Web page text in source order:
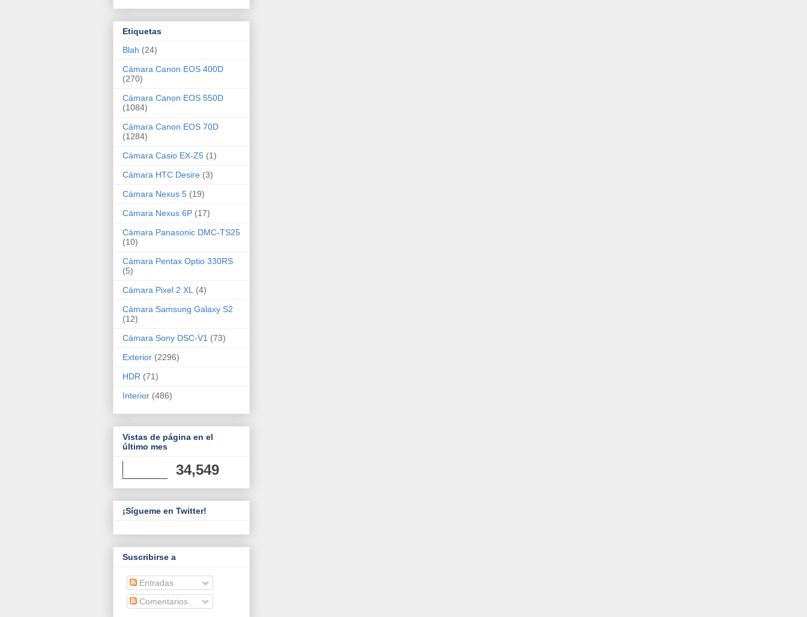
Etiquetas
Blah (24)
Cámara Canon EOS 400D
(270)
Cámara Canon EOS 550D
(1084)
Cámara Canon EOS 70D
(1284)
Cámara Casio EX-Z5 (1)
Cámara HTC Desire (3)
Cámara Nexus 5 (19)
Cámara Nexus 6P (17)
Cámara Panasonic DMC-TS25
(10)
Cámara Pentax Optio 330RS
(5)
Cámara Pixel 2 XL
(4)
Cámara Samsung Galaxy S2
(12)
Cámara Sony DSC-V1 (73)
Exterior (2296)
HDR (71)
Interior (486)
Vistas de página en el
último mes
34,549
¡Sígueme en Twitter!
Suscribirse a
Entradas
Comentarios